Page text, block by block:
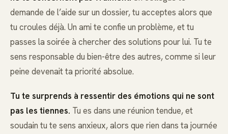
demande de l’aide sur un dossier, tu acceptes alors que
tu croules déjà. Un ami te confie un problème, et tu
passes la soirée à chercher des solutions pour lui. Tu te
sens responsable du bien-être des autres, comme si leur
peine devenait ta priorité absolue.
Tu te surprends à ressentir des émotions qui ne sont
pas les tiennes. Tu es dans une réunion tendue, et
soudain tu te sens anxieux, alors que rien dans ta journée